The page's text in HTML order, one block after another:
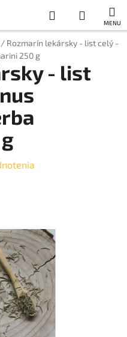
Hľadať
KOŠÍK
/ Rozmarín lekársky - list celý -
250 g
- list